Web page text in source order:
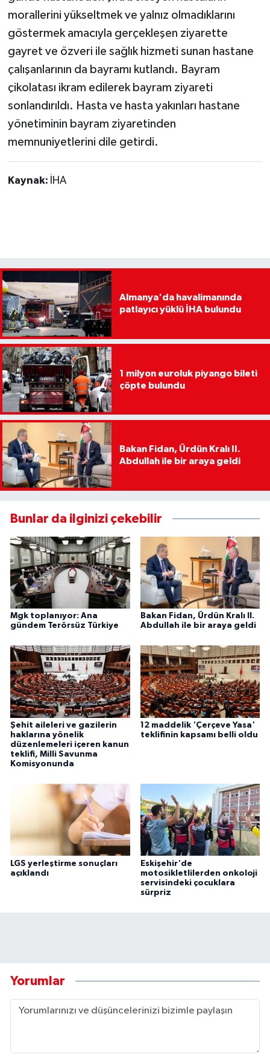
morallerini yükseltmek ve yalnız olmadıklarını
göstermek amacıyla gerçekleşen ziyarette
gayret ve özveri ile sağlık hizmeti sunan hastane
çalışanlarının da bayramı kutlandı. Bayram
çikolatası ikram edilerek bayram ziyareti
sonlandırıldı. Hasta ve hasta yakınları hastane
yönetiminin bayram ziyaretinden
memnuniyetlerini dile getirdi.
Kaynak: İHA
Almanya'da havalimanında
patlayıcı yüklü İHA bulundu
1 milyon euroluk piyango bileti
çöpte bulundu
Bakan Fidan, Ürdün Kralı II.
Abdullah ile bir araya geldi
Bunlar da ilginizi çekebilir
Mgk toplanıyor: Ana
gündem Terörsüz Türkiye
Bakan Fidan, Ürdün Kralı II.
Abdullah ile bir araya geldi
Şehit aileleri ve gazilerin
haklarına yönelik
düzenlemeleri içeren kanun
teklifi, Milli Savunma
Komisyonunda
12 maddelik 'Çerçeve Yasa'
teklifinin kapsamı belli oldu
LGS yerleştirme sonuçları
açıklandı
Eskişehir'de
motosikletlilerden onkoloji
servisindeki çocuklara
sürpriz
Yorumlar